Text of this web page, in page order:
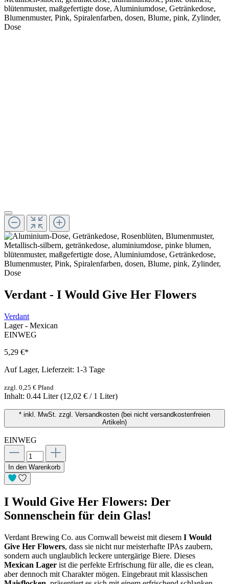
Verdant - I Would Give Her Flowers
Verdant
Lager - Mexican
EINWEG
5,29 €*
Auf Lager, Lieferzeit: 1-3 Tage
zzgl. 0,25 € Pfand
Inhalt: 0.44 Liter(12,02 € / 1 Liter)
* inkl. MwSt. zzgl. Versandkosten (bei nicht versandkostenfreien
Artikeln)
EINWEG
In den Warenkorb
I Would Give Her Flowers: Der
Sonnenschein für dein Glas!
Verdant Brewing Co. aus Cornwall beweist mit diesem I Would
Give Her Flowers, dass sie nicht nur meisterhafte IPAs zaubern,
sondern auch unglaublich leckere untergärige Biere. Dieses
Mexican Lager ist die perfekte Erfrischung für alle, die es clean,
aber dennoch mit Charakter mögen. Eingebraut mit klassischen